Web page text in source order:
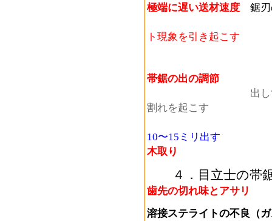
極端に遅い送材速度
鋸
ト現象を引き起こす
帯鋸の出の調節
出しすぎると鼻
割れを起こす
10〜15ミリ出す
木取り
４．目立士の帯
歯先の切れ味とアサリ
溶接ステライトの不良（